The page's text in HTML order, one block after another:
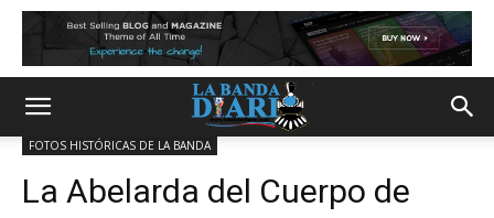
FOTOS HISTÓRICAS DE LA BANDA
La Abelarda del Cuerpo de